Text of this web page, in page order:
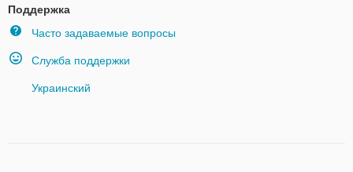
Поддержка
Часто задаваемые вопросы
Служба поддержки
Украинский